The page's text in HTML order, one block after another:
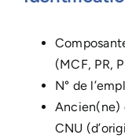
(MCF, PR,
N° de
Ancien(ne)
CNU